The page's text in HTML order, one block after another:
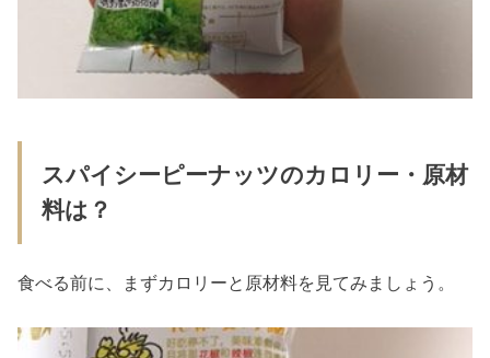
スパイシーピーナッツのカロリー・原材
料は？
食べる前に、まずカロリーと原材料を見てみましょう。